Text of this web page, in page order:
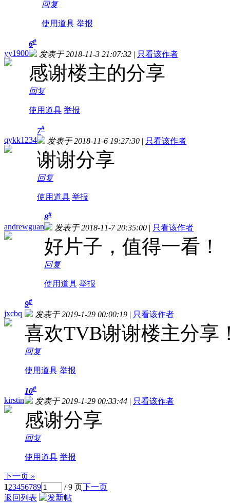
回复
使用道具 举报
yy1900
6#
发表于 2018-11-3 21:07:32 | 只看该作者
感谢楼主的分享
回复
使用道具 举报
qykk1234
7#
发表于 2018-11-6 19:27:30 | 只看该作者
谢谢分享
回复
使用道具 举报
andrewguan
8#
发表于 2018-11-7 20:35:00 | 只看该作者
好片子，值得一看！
回复
使用道具 举报
jxcbq
9#
发表于 2019-1-29 00:00:19 | 只看该作者
喜欢TVB谢谢楼主分享
回复
使用道具 举报
kirstin
10#
发表于 2019-1-29 00:33:44 | 只看该作者
感谢分享
回复
使用道具 举报
下一页 »
123456789 / 9 页下一页
返回列表